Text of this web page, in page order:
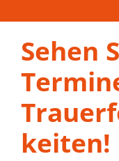
Sehen
keiten!